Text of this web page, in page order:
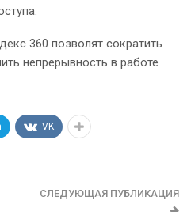
360 позволят сократить
непрерывность в работе
VK
СЛЕДУЮЩАЯ ПУБЛИКАЦИЯ